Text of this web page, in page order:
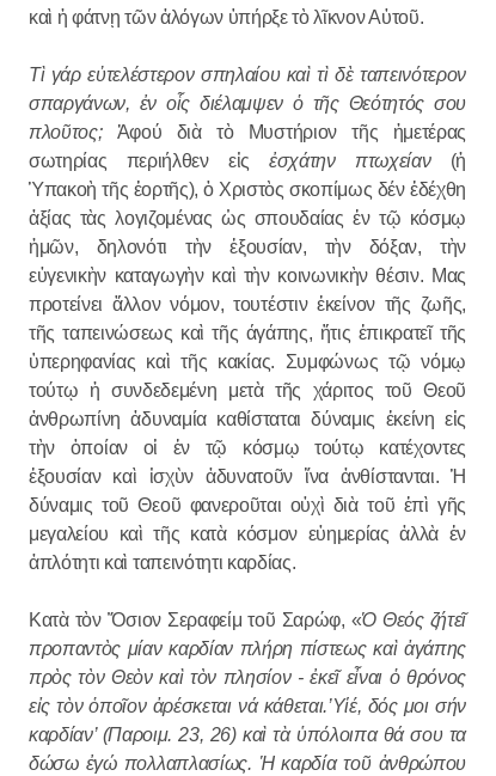
καὶ ἡ φάτνῃ τῶν ἀλόγων ὑπήρξε τὸ λῖκνον Αὐτοῦ.
Τὶ γάρ εὐτελέστερον σπηλαίου καὶ τὶ δὲ ταπεινότερον
σπαργάνων, ἐν οἷς διέλαμψεν ὁ τῆς Θεότητός σου
πλοῦτος; Ἀφού διὰ τὸ Μυστήριον τῆς ἡμετέρας
σωτηρίας περιήλθεν εἰςἐσχάτην πτωχείαν (ἡ
Ὑπακοὴ τῆς ἑορτῆς), ὁ Χριστὸς σκοπίμως δέν ἐδέχθη
ἀξίας τὰς λογιζομένας ὡς σπουδαίας ἐν τῷ κόσμῳ
ἡμῶν, δηλονότι τὴν ἐξουσίαν, τὴν δόξαν, τὴν
εὐγενικὴν καταγωγὴν καὶ τὴν κοινωνικὴν θέσιν. Μας
προτείνει ἄλλον νόμον, τουτέστιν ἐκείνον τῆς ζωῆς,
τῆς ταπεινώσεως καὶ τῆς άγάπης, ἥτις ἐπικρατεῖ τῆς
ὑπερηφανίας καὶ τῆς κακίας. Συμφώνως τῷ νόμῳ
τούτῳ ἡ συνδεδεμένη μετὰ τῆς χάριτος τοῦ Θεοῦ
ἀνθρωπίνη ἀδυναμία καθίσταται δύναμις ἐκείνη εἰς
τὴν ὁποίαν οἱ ἐν τῷ κόσμῳ τούτῳ κατέχοντες
ἐξουσίαν καὶ ἰσχὺν ἀδυνατοῦν ἵνα ἀνθίστανται. Ἡ
δύναμις τοῦ Θεοῦ φανεροῦται οὐχὶ διὰ τοῦ ἐπὶ γῆς
μεγαλείου καὶ τῆς κατὰ κόσμον εὐημερίας ἀλλὰ ἐν
ἀπλότητι καὶ ταπεινότητι καρδίας.
Κατὰ τὸν Ὅσιον Σεραφείμ τοῦ Σαρώφ, «Ὁ Θεός ζήτεῖ
προπαντὸς μίαν καρδίαν πλήρη πίστεως καὶ ἀγάπης
πρὸς τὸν Θεὸν καὶ τὸν πλησίον - ἐκεῖ εἶναι ὁ θρόνος
εἰς τὸν ὁποῖον ἀρέσκεται νά κάθεται.’Υἱέ, δός μοι σήν
καρδίαν’ (Παροιμ. 23, 26) καὶ τὰ ὑπόλοιπα θά σου τα
δώσω ἐγώ πολλαπλασίως. Ἡ καρδία τοῦ ἀνθρώπου